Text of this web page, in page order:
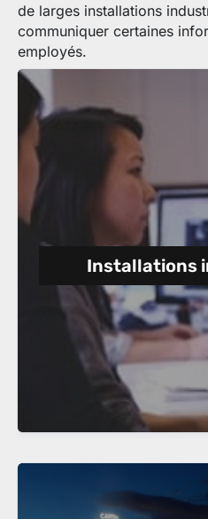
de larges installations
communiquer certaines
employés.
Installations